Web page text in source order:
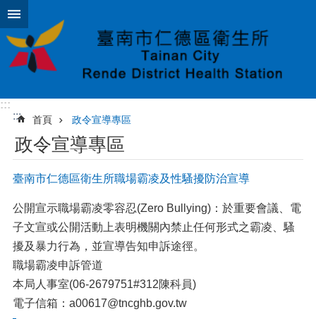
跳到主要內容區塊
:::
:::
首頁 政令宣導專區
政令宣導專區
臺南市仁德區衛生所 職場霸凌及性騷擾防治宣導
公開宣示職場霸凌零容忍(Zero Bullying)：於重要會議、電
子文宣或公開活動上表明機關內禁止任何形式之霸凌、騷
擾及暴力行為，並宣導告知申訴途徑。
職場霸凌申訴管道
本局人事室(06-2679751#312陳科員)
電子信箱：a00617@tncghb.gov.tw